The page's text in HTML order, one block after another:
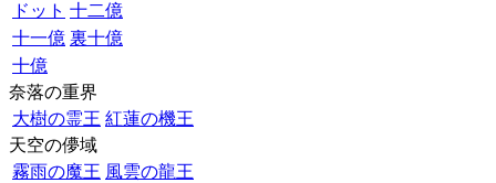
ドット 十二億
十一億 裏十億
十億
奈落の重界
大樹の霊王 紅蓮の機王
天空の儚域
霧雨の魔王 風雲の龍王